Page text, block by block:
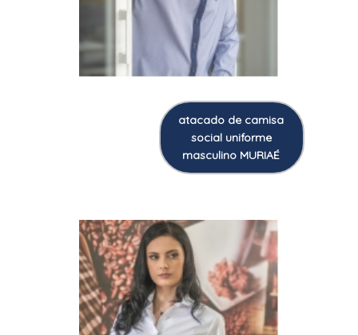
atacado de camisa
social uniforme
masculino MURIAÉ